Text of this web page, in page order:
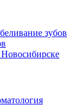
зубов